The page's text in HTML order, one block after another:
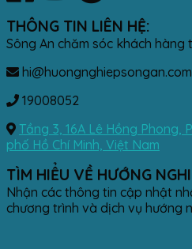
THÔNG TIN LIÊN HỆ:
Sông An chăm sóc khách hàng
hi@huongnghiepsongan.com
19008052
Tầng 3, 16A Lê Hồng Phong,
phố Hồ Chí Minh, Việt Nam
TÌM HIỂU VỀ HƯỚNG
Nhận các thông tin cập nhật
chương trình và dịch vụ hướng